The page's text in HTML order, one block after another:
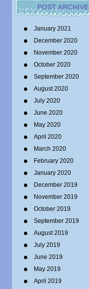
POST
January 2021
December 2020
November 2020
October 2020
September 2020
August 2020
July 2020
June 2020
May 2020
April 2020
March 2020
February 2020
January 2020
December 2019
November 2019
October 2019
September 2019
August 2019
July 2019
June 2019
May 2019
April 2019